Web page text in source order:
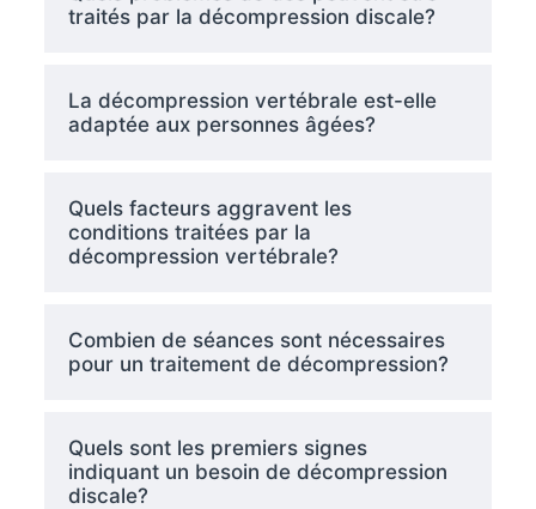
traités par la décompression discale?
La décompression vertébrale est-elle
adaptée aux personnes âgées?
Quels facteurs aggravent les
conditions traitées par la
décompression vertébrale?
Combien de séances sont nécessaires
pour un traitement de décompression?
Quels sont les premiers signes
indiquant un besoin de décompression
discale?